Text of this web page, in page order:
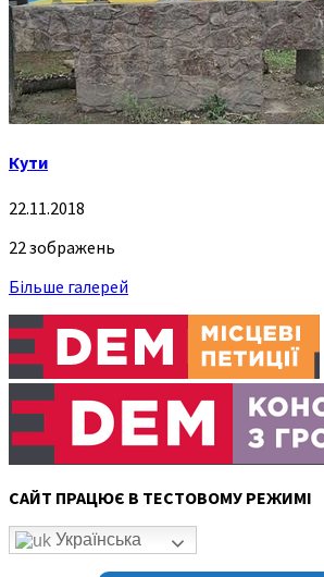
Кути
22.11.2018
22 зображень
Більше галерей
САЙТ ПРАЦЮЄ В ТЕСТОВОМУ РЕЖИМІ
Українська